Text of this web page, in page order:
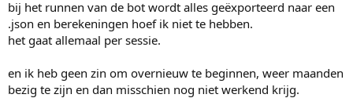
waarde kan je ook bijvoorbeeld ophalen. Eigenlijk alle soort
berekeningen die je kan verzinnen.
Het kán altijd beter, maar dan moet je verder kijken dan Javascript.
PHP & MySQL, en Javascript voor de dynamiek bij het bekijken van
je website.
bij het runnen van de bot wordt alles geëxporteerd naar een
.json en berekeningen hoef ik niet te hebben.
het gaat allemaal per sessie.
en ik heb geen zin om overnieuw te beginnen, weer maanden
bezig te zijn en dan misschien nog niet werkend krijg.